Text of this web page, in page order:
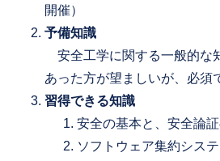
開催）
予備知識
安全工学に関する一般的な
あった方が望ましいが、必須
習得できる知識
安全の基本と、安全論
ソフトウェア集約シス